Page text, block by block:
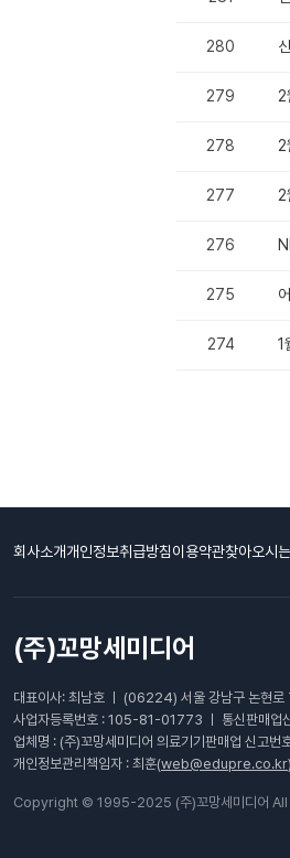
280
279 2
278 2
277 2
276
275
274 1
회사소개개인정보취급방침이용약관찾아오시
(주)꼬망세미디어
대표이사: 최남호 ㅣ (06224) 서울 강남구 논현
사업자등록번호 : 105-81-01773 ㅣ 통신판매
업체명 : (주)꼬망세미디어 의료기기판매업 신고
개인정보관리책임자 : 최훈(web@edupre.co.kr)
Copyright © 1995-2025 (주)꼬망세미디어